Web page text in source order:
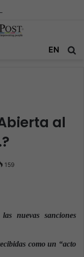
EN
al
159
nuevas sanciones
como un “acto